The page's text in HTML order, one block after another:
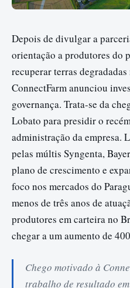
Depois de divulgar a
orientação a produtores do
recuperar terras
ConnectFarm anunciou
governança. Trata-se da
Lobato para presidir o
administração da empresa.
pelas múltis Syngenta,
plano de crescimento e
foco nos mercados do
menos de três anos de
produtores em carteira no
chegar a um aumento de
Chego motivado à
trabalho de resultado